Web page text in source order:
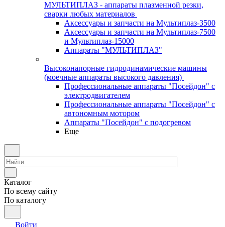
МУЛЬТИПЛАЗ - аппараты плазменной резки,
сварки любых материалов
Аксессуары и запчасти на Мультиплаз-3500
Аксессуары и запчасти на Мультиплаз-7500
и Мультиплаз-15000
Аппараты "МУЛЬТИПЛАЗ"
Высоконапорные гидродинамические машины
(моечные аппараты высокого давления)
Профессиональные аппараты "Посейдон" с
электродвигателем
Профессиональные аппараты "Посейдон" с
автономным мотором
Аппараты "Посейдон" с подогревом
Еще
Каталог
По всему сайту
По каталогу
Войти